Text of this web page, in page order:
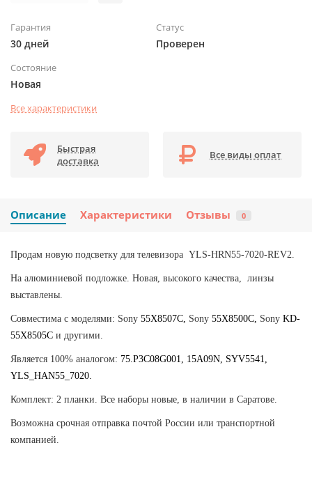
Гарантия
30 дней
Статус
Проверен
Состояние
Новая
Все характеристики
Быстрая
доставка
Все виды оплат
Описание Характеристики Отзывы 0
Продам новую подсветку для телевизора YLS-HRN55-7020-REV2.
На алюминиевой подложке. Новая, высокого качества, линзы
выставлены.
Совместима с моделями: Sony 55X8507C, Sony 55X8500C, Sony KD-
55X8505C и другими.
Является 100% аналогом: 75.P3C08G001, 15A09N, SYV5541,
YLS_HAN55_7020.
Комплект: 2 планки. Все наборы новые, в наличии в Саратове.
Возможна срочная отправка почтой России или транспортной
компанией.